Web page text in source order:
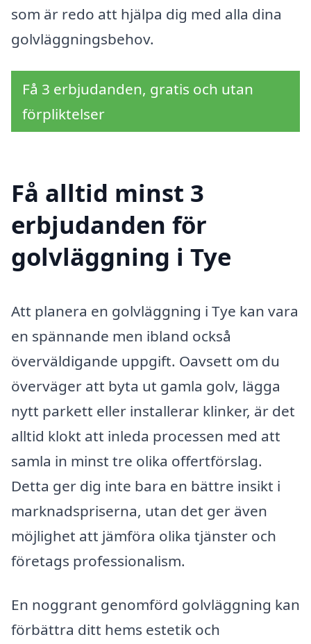
som är redo att hjälpa dig med alla dina
golvläggningsbehov.
Få 3 erbjudanden, gratis och utan
förpliktelser
Få alltid minst 3
erbjudanden för
golvläggning i Tye
Att planera en golvläggning i Tye kan vara
en spännande men ibland också
överväldigande uppgift. Oavsett om du
överväger att byta ut gamla golv, lägga
nytt parkett eller installerar klinker, är det
alltid klokt att inleda processen med att
samla in minst tre olika offertförslag.
Detta ger dig inte bara en bättre insikt i
marknadspriserna, utan det ger även
möjlighet att jämföra olika tjänster och
företags professionalism.
En noggrant genomförd golvläggning kan
förbättra ditt hems estetik och